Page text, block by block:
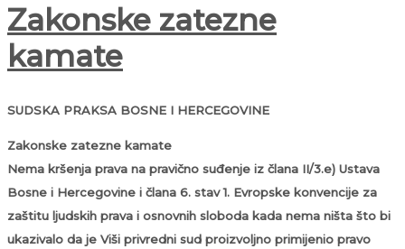
Zakonske zatezne
kamate
SUDSKA PRAKSA BOSNE I HERCEGOVINE
Zakonske zatezne kamate
Nema kršenja prava na pravično suđenje iz člana II/3.e) Ustava
Bosne i Hercegovine i člana 6. stav 1. Evropske konvencije za
zaštitu ljudskih prava i osnovnih sloboda kada nema ništa što bi
ukazivalo da je Viši privredni sud proizvoljno primijenio pravo